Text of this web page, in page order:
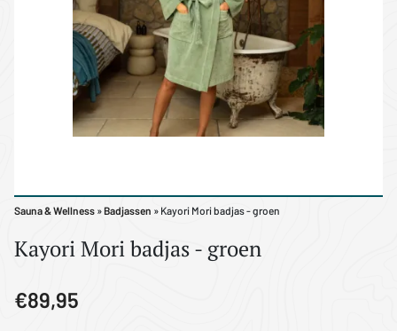
Sauna & Wellness »Badjassen » Kayori Mori badjas - groen
Kayori Mori badjas - groen
€89,95